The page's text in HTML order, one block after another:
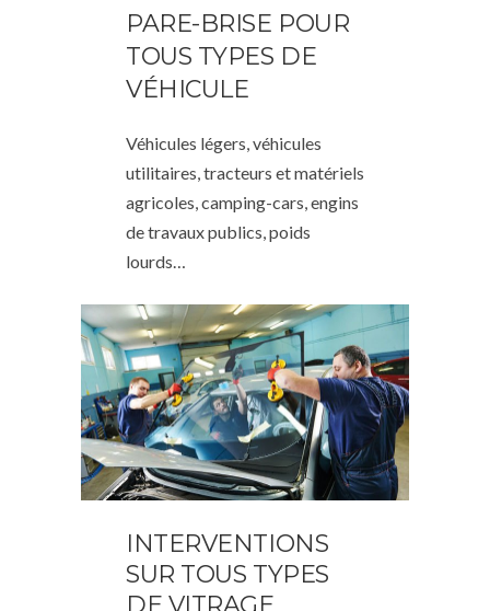
PARE-BRISE POUR
TOUS TYPES DE
VÉHICULE
Véhicules légers, véhicules
utilitaires, tracteurs et matériels
agricoles, camping-cars, engins
de travaux publics, poids
lourds…
INTERVENTIONS
SUR TOUS TYPES